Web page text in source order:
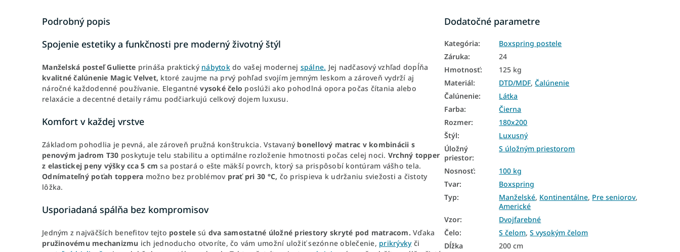
Podrobný popis
Spojenie estetiky a funkčnosti pre moderný životný štýl
Manželská posteľ Guliette prináša praktický nábytokdo vašej modernej spálne. Jej nadčasový vzhľad dopĺňa
kvalitné čalúnenie Magic Velvet, ktoré zaujme na prvý pohľad svojím jemným leskom a zároveň vydrží aj
náročné každodenné používanie. Elegantnévysoké čelo poslúži ako pohodlná opora počas čítania alebo
relaxácie a decentné detaily rámu podčiarkujú celkový dojem luxusu.
Komfort v každej vrstve
Základom pohodlia je pevná, ale zároveň pružná konštrukcia. Vstavaný bonellový matrac v kombinácii s
penovým jadrom T30 poskytuje telu stabilitu a optimálne rozloženie hmotnosti počas celej noci. Vrchný topper
z elastickej peny výšky cca 5 cm sa postará o ešte mäkší povrch, ktorý sa prispôsobí kontúram vášho tela.
Odnímateľný poťah toppera možno bez problémov prať pri 30 °C, čo prispieva k udržaniu sviežosti a čistoty
lôžka.
Usporiadaná spálňa bez kompromisov
Jedným z najväčších benefitov tejto postelesú dva samostatné úložné priestory skryté pod matracom. Vďaka
pružinovému mechanizmu ich jednoducho otvoríte, čo vám umožní uložiť sezónne oblečenie, prikrývkyči
Dodatočné parametre
Kategória:
Boxspring postele
Záruka:
24
Hmotnosť:
125 kg
Materiál: DTD/MDF,Čalúnenie
Čalúnenie:
Látka
Farba:
Čierna
Rozmer:
180x200
Štýl:
Luxusný
Úložný
priestor:
S úložným priestorom
Nosnosť:
100 kg
Tvar:
Boxspring
Typ: Manželské, Kontinentálne, Pre seniorov,
Americké
Vzor:
Dvojfarebné
Čelo: S čelom,S vysokým čelom
Dĺžka
200 cm